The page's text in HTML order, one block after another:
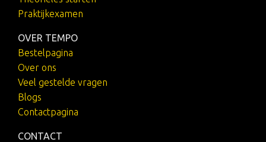
Praktijkexamen
OVER TEMPO
Bestelpagina
Over ons
Veel gestelde vragen
Blogs
Contactpagina
CONTACT